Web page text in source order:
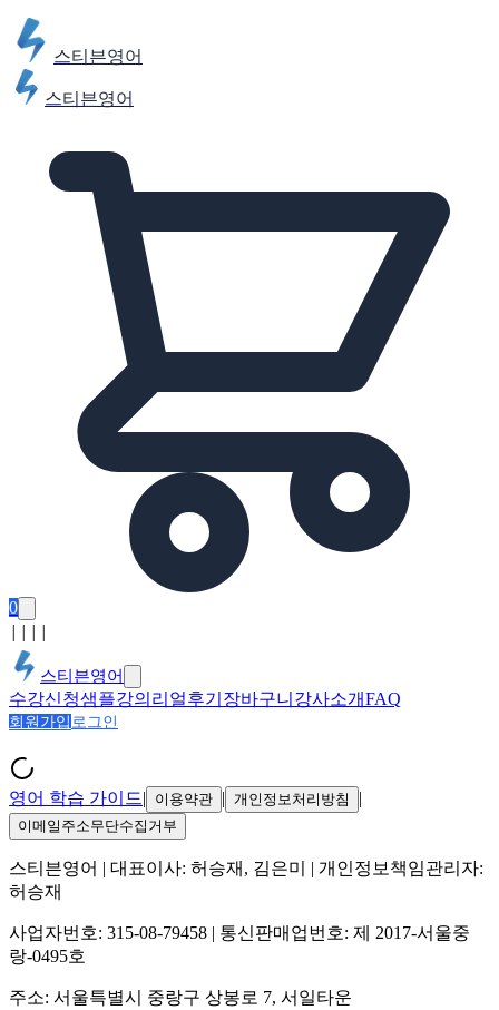
스티븐영어
스티븐영어
0
스티븐영어
수강신청샘플강의 리얼후기 장바구니 강사소개FAQ
회원가입 로그인
영어 학습 가이드| 이용약관 | 개인정보처리방침 |
이메일주소무단수집거부
스티븐영어 | 대표이사: 허승재, 김은미
| 개인정보책임관리자:
허승재
사업자번호: 315-08-79458 | 통신판매업번호: 제 2017-서울중
랑-0495호
주소: 서울특별시 중랑구 상봉로 7, 서일타운